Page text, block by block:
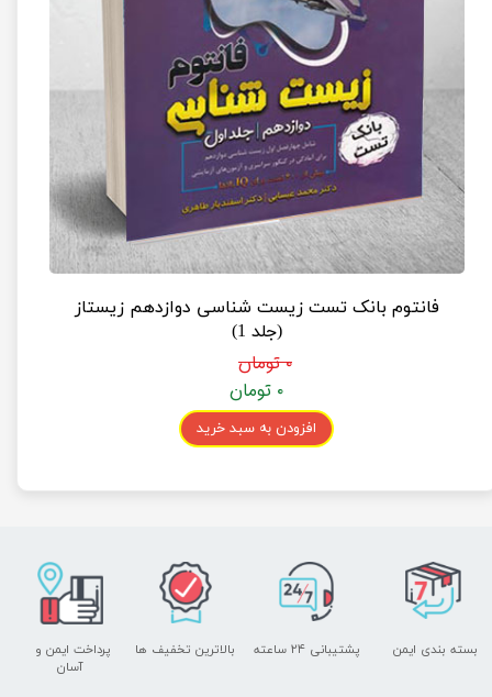
فانتوم بانک تست زیست شناسی دوازدهم زیستاز
(جلد 1)
۰ تومان
۰ تومان
افزودن به سبد خرید
پشتیبانی ۲۴ ساعته
پرداخت ایمن و ​​​​​​​
آسان
بسته بندی ایمن بالاترین تخفیف ها